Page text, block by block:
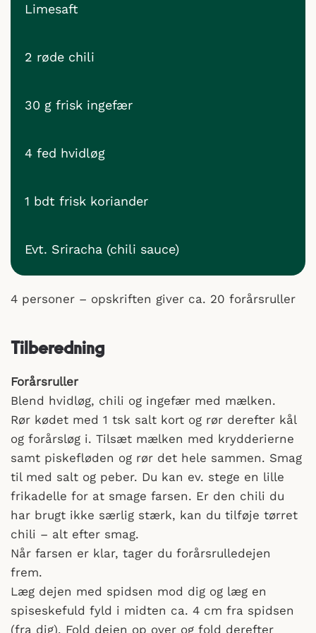
4 personer – opskriften giver ca. 20 forårsruller
Tilberedning
Forårsruller
Blend hvidløg, chili og ingefær med mælken.
Rør kødet med 1 tsk salt kort og rør derefter kål
og forårsløg i. Tilsæt mælken med krydderierne
samt piskefløden og rør det hele sammen. Smag
til med salt og peber. Du kan ev. stege en lille
frikadelle for at smage farsen. Er den chili du
har brugt ikke særlig stærk, kan du tilføje tørret
chili – alt efter smag.
Når farsen er klar, tager du forårsrulledejen
frem.
Læg dejen med spidsen mod dig og læg en
spiseskefuld fyld i midten ca. 4 cm fra spidsen
(fra dig). Fold dejen op over og fold derefter
Limesaft
2 røde chili
30 g frisk ingefær
4 fed hvidløg
1 bdt frisk koriander
Evt. Sriracha (chili sauce)